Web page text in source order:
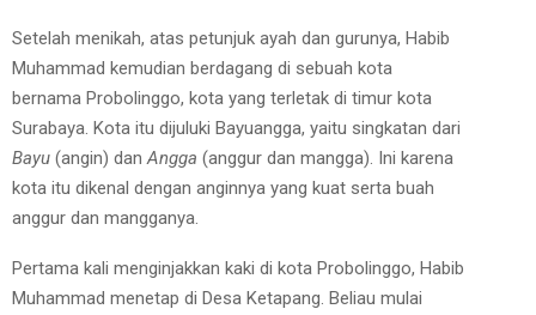
Setelah menikah, atas petunjuk ayah dan gurunya, Habib
Muhammad kemudian berdagang di sebuah kota
bernama Probolinggo, kota yang terletak di timur kota
Surabaya. Kota itu dijuluki Bayuangga, yaitu singkatan dari
Bayu (angin) dan Angga (anggur dan mangga). Ini karena
kota itu dikenal dengan anginnya yang kuat serta buah
anggur dan mangganya.
Pertama kali menginjakkan kaki di kota Probolinggo, Habib
Muhammad menetap di Desa Ketapang. Beliau mulai